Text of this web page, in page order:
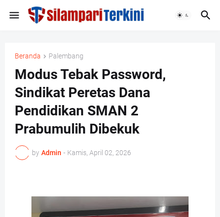
Beranda Palembang
Modus Tebak Password,
Sindikat Peretas Dana
Pendidikan SMAN 2
Prabumulih Dibekuk
by Admin - Kamis, April 02, 2026